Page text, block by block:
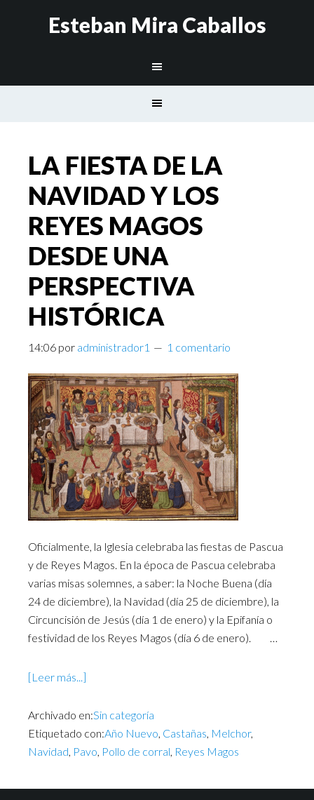
Esteban Mira Caballos
LA FIESTA DE LA
NAVIDAD Y LOS
REYES MAGOS
DESDE UNA
PERSPECTIVA
HISTÓRICA
14:06 por administrador1 1 comentario
Oficialmente, la Iglesia celebraba las fiestas de Pascua
y de Reyes Magos. En la época de Pascua celebraba
varias misas solemnes, a saber: la Noche Buena (día
24 de diciembre), la Navidad (día 25 de diciembre), la
Circuncisión de Jesús (día 1 de enero) y la Epifanía o
festividad de los Reyes Magos (día 6 de enero). …
[Leer más...]
Archivado en:Sin categoría
Etiquetado con:Año Nuevo, Castañas, Melchor,
Navidad, Pavo, Pollo de corral, Reyes Magos